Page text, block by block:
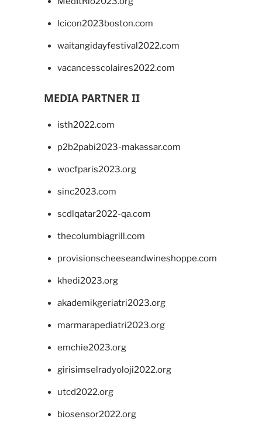
lcicon2023boston.com
waitangidayfestival2022.com
vacancesscolaires2022.com
MEDIA PARTNER II
isth2022.com
p2b2pabi2023-makassar.com
wocfparis2023.org
sinc2023.com
scdlqatar2022-qa.com
thecolumbiagrill.com
provisionscheeseandwineshoppe.com
khedi2023.org
akademikgeriatri2023.org
marmarapediatri2023.org
emchie2023.org
girisimselradyoloji2022.org
utcd2022.org
biosensor2022.org